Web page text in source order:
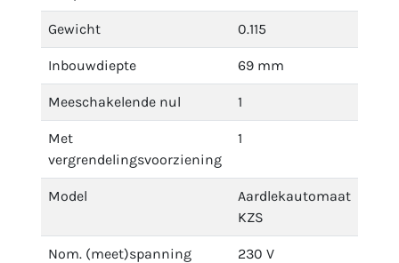
Gewicht 0.115
Inbouwdiepte 69 mm
Meeschakelende nul 1
Met
vergrendelingsvoorziening
1
Model
Aardlekautomaat
KZS
Nom. (meet)spanning 230 V